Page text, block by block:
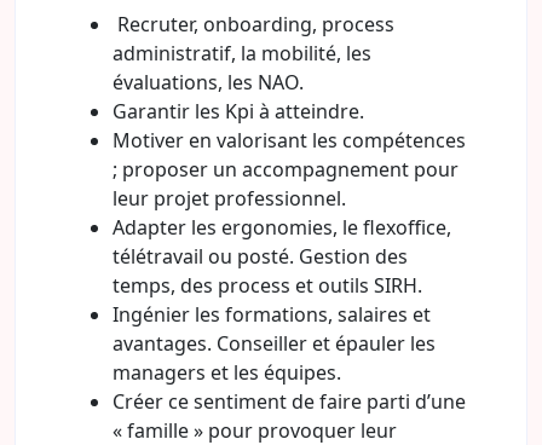
Recruter, onboarding, process
administratif, la mobilité, les
évaluations, les NAO.
Garantir les Kpi à atteindre.
Motiver en valorisant les compétences
; proposer un accompagnement pour
leur projet professionnel.
Adapter les ergonomies, le flexoffice,
télétravail ou posté. Gestion des
temps, des process et outils SIRH.
Ingénier les formations, salaires et
avantages. Conseiller et épauler les
managers et les équipes.
Créer ce sentiment de faire parti d’une
« famille » pour provoquer leur